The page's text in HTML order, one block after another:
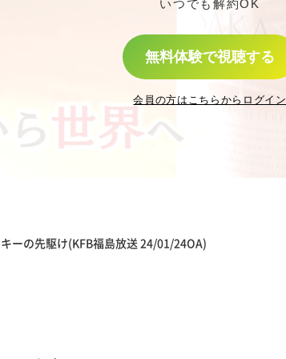
いつでも解約OK
無料体験で視聴する
会員の方はこちらからログイン
ーの先駆け(KFB福島放送 24/01/24OA)